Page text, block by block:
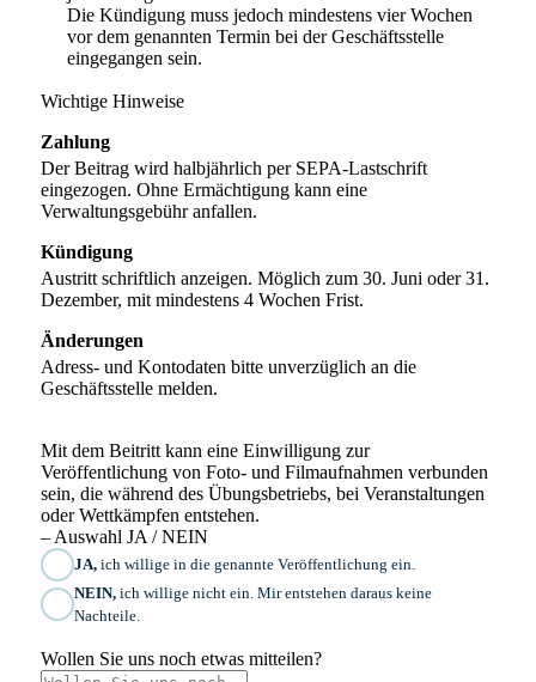
Die Kündigung muss jedoch mindestens vier Wochen
vor dem genannten Termin bei der Geschäftsstelle
eingegangen sein.
Wichtige Hinweise
Zahlung
Der Beitrag wird halbjährlich per SEPA-Lastschrift
eingezogen. Ohne Ermächtigung kann eine
Verwaltungsgebühr anfallen.
Kündigung
Austritt schriftlich anzeigen. Möglich zum 30. Juni oder 31.
Dezember, mit mindestens 4 Wochen Frist.
Änderungen
Adress- und Kontodaten bitte unverzüglich an die
Geschäftsstelle melden.
Mit dem Beitritt kann eine Einwilligung zur
Veröffentlichung von Foto- und Filmaufnahmen verbunden
sein, die während des Übungsbetriebs, bei Veranstaltungen
oder Wettkämpfen entstehen.
– Auswahl JA / NEIN
JA,ich willige in die genannte Veröffentlichung ein.
NEIN,ich willige nicht ein. Mir entstehen daraus keine
Nachteile.
Wollen Sie uns noch etwas mitteilen?